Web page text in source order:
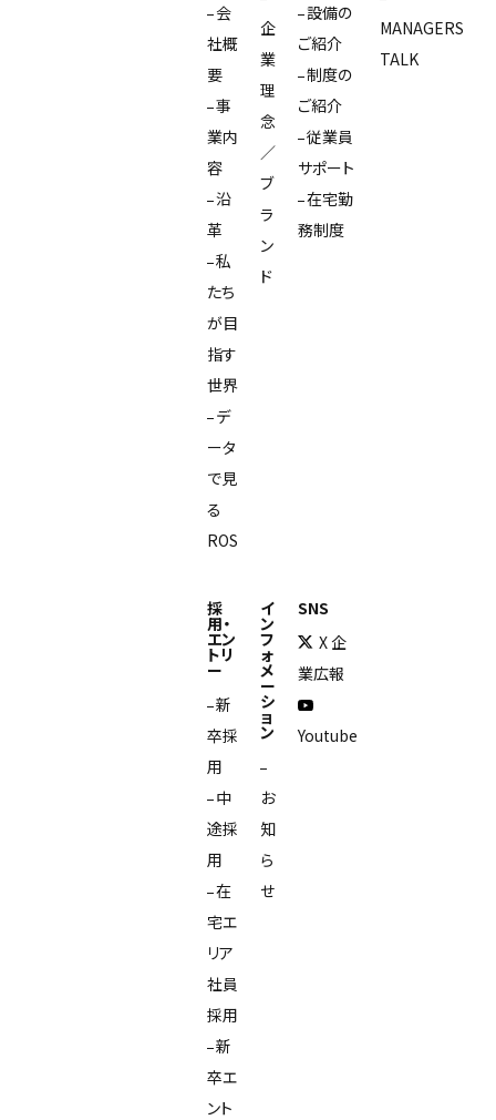
会
社概
要
事
業内
容
沿
革
私
たち
が目
指す
世界
デ
ータ
で見
る
ROS
企
業
理
念
／
ブ
ラ
ン
ド
設備の
ご紹介
制度の
ご紹介
従業員
サポート
在宅勤
務制度
MANAGERS
TALK
採
用・
エン
トリ
ー
新
卒採
用
中
途採
用
在
宅エ
リア
社員
採用
新
卒エ
ント
イ
ン
フ
ォ
メ
ー
シ
ョ
ン
お
知
ら
せ
SNS
X 企
業広報
Youtube